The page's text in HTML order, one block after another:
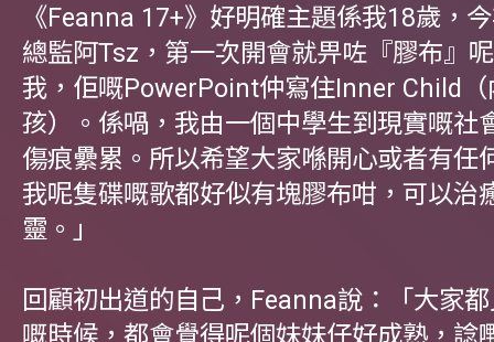
《Feanna 17+》好明確主題係我18歲，
總監阿Tsz，第一次開會就畀咗『膠布』
我，佢嘅PowerPoint仲寫住Inner Child（
孩）。係喎，我由一個中學生到現實嘅社
傷痕纍累。所以希望大家喺開心或者有任
我呢隻碟嘅歌都好似有塊膠布咁，可以治
靈。」
回顧初出道的自己，Feanna說：「大家
嘅時候，都會覺得呢個妹妹仔好成熟，諗